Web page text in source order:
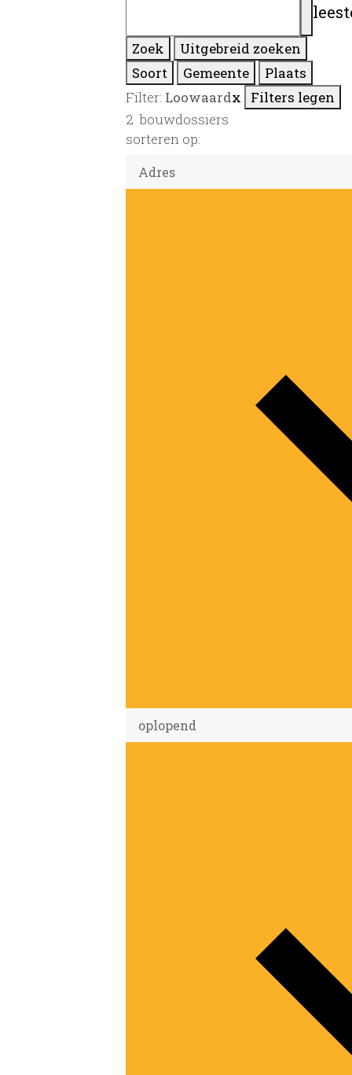
Zoek
Uitgebreid zoeken
Soort
Gemeente
Plaats
Filter: Loowaardx
Filters legen
2 bouwdossiers
sorteren op: